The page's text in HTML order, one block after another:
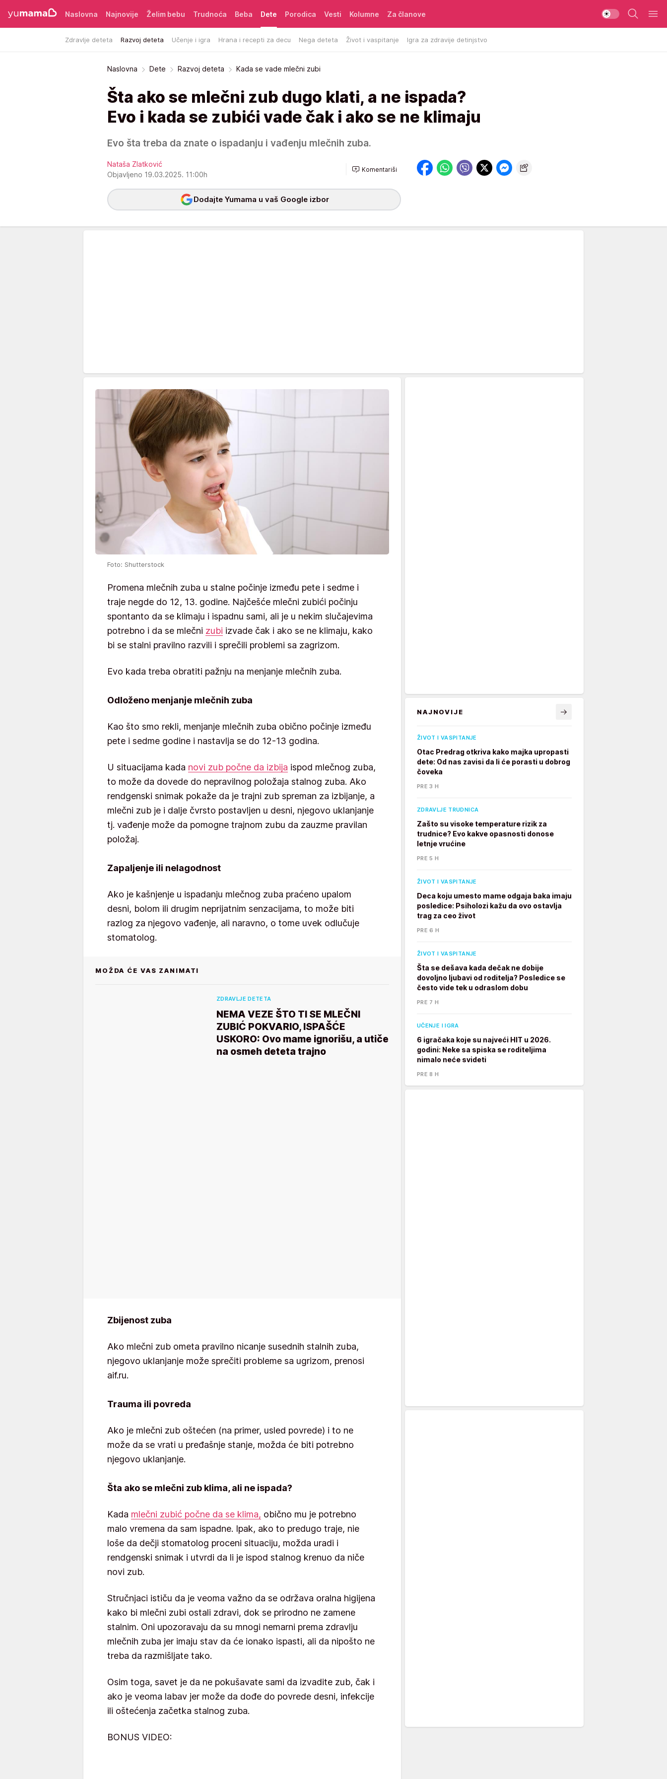
Naslovna Najnovije Želim bebu Trudnoća Beba Dete
Zdravlje deteta Razvoj deteta Učenje i igra Hrana i recepti za decu Nega deteta Život i vaspitanje Igra za zdravije detinjstvo
Porodica Vesti Kolumne Za članove
Naslovna Dete Razvoj deteta Kada se vade mlečni zubi
Šta ako se mlečni zub dugo klati, a ne ispada?
Evo i kada se zubići vade čak i ako se ne klimaju
Evo šta treba da znate o ispadanju i vađenju mlečnih zuba.
Nataša Zlatković
Objavljeno 19.03.2025. 11:00h
Komentariši
Dodajte Yumama u vaš Google izbor
Foto: Shutterstock
Promena mlečnih zuba u stalne počinje između pete i sedme i
traje negde do 12, 13. godine. Najčešće mlečni zubići počinju
spontanto da se klimaju i ispadnu sami, ali je u nekim slučajevima
potrebno i da se mlečni zubi izvade čak i ako se ne klimaju, kako
bi se stalni pravilno razvili i sprečili problemi sa zagrizom.
Evo kada treba obratiti pažnju na menjanje mlečnih zuba.
Odloženo menjanje mlečnih zuba
Kao što smo rekli, menjanje mlečnih zuba obično počinje između
pete i sedme godine i nastavlja se do 12-13 godina.
U situacijama kada novi zub počne da izbija ispod mlečnog zuba,
to može da dovede do nepravilnog položaja stalnog zuba. Ako
rendgenski snimak pokaže da je trajni zub spreman za izbijanje, a
mlečni zub je i dalje čvrsto postavljen u desni, njegovo uklanjanje
tj. vađenje može da pomogne trajnom zubu da zauzme pravilan
položaj.
Zapaljenje ili nelagodnost
Ako je kašnjenje u ispadanju mlečnog zuba praćeno upalom
desni, bolom ili drugim neprijatnim senzacijama, to može biti
razlog za njegovo vađenje, ali naravno, o tome uvek odlučuje
stomatolog.
MOŽDA ĆE VAS ZANIMATI
ZDRAVLJE DETETA
NEMA VEZE ŠTO TI SE MLEČNI
ZUBIĆ POKVARIO, ISPAŠĆE
USKORO: Ovo mame ignorišu, a utiče
na osmeh deteta trajno
Zbijenost zuba
Ako mlečni zub ometa pravilno nicanje susednih stalnih zuba,
njegovo uklanjanje može sprečiti probleme sa ugrizom, prenosi
aif.ru.
Trauma ili povreda
Ako je mlečni zub oštećen (na primer, usled povrede) i to ne
može da se vrati u pređašnje stanje, možda će biti potrebno
njegovo uklanjanje.
Šta ako se mlečni zub klima, ali ne ispada?
Kada mlečni zubić počne da se klima, obično mu je potrebno
malo vremena da sam ispadne. Ipak, ako to predugo traje, nie
loše da dečji stomatolog proceni situaciju, možda uradi i
rendgenski snimak i utvrdi da li je ispod stalnog krenuo da niče
novi zub.
Stručnjaci ističu da je veoma važno da se održava oralna higijena
kako bi mlečni zubi ostali zdravi, dok se prirodno ne zamene
stalnim. Oni upozoravaju da su mnogi nemarni prema zdravlju
mlečnih zuba jer imaju stav da će ionako ispasti, ali da nipošto ne
treba da razmišljate tako.
Osim toga, savet je da ne pokušavate sami da izvadite zub, čak i
ako je veoma labav jer može da dođe do povrede desni, infekcije
ili oštećenja začetka stalnog zuba.
BONUS VIDEO:
NAJNOVIJE
ŽIVOT I VASPITANJE
Otac Predrag otkriva kako majka upropasti
dete: Od nas zavisi da li će porasti u dobrog
čoveka
PRE 3 H
ZDRAVLJE TRUDNICA
Zašto su visoke temperature rizik za
trudnice? Evo kakve opasnosti donose
letnje vrućine
PRE 5 H
ŽIVOT I VASPITANJE
Deca koju umesto mame odgaja baka imaju
posledice: Psiholozi kažu da ovo ostavlja
trag za ceo život
PRE 6 H
ŽIVOT I VASPITANJE
Šta se dešava kada dečak ne dobije
dovoljno ljubavi od roditelja? Posledice se
često vide tek u odraslom dobu
PRE 7 H
UČENJE I IGRA
6 igračaka koje su najveći HIT u 2026.
godini: Neke sa spiska se roditeljima
nimalo neće svideti
PRE 8 H